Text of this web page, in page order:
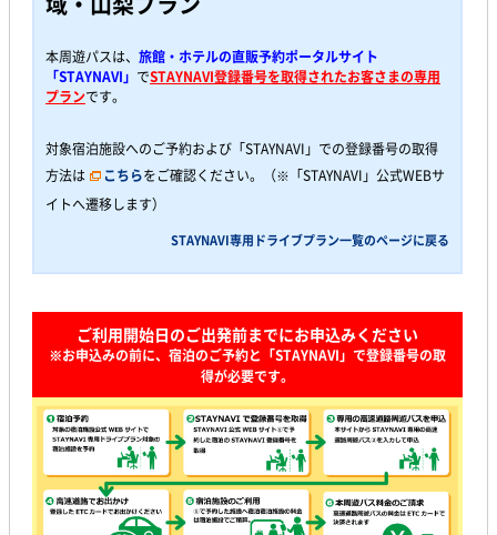
本周遊パスは、 旅館・ホテルの直販予約ポータルサイト
「STAYNAVI」 でSTAYNAVI登録番号を取得されたお客さまの専用
プランです。
対象宿泊施設へのご予約および「STAYNAVI」での登録番号の取得
方法は
こちらをご確認ください。（※「STAYNAVI」公式WEBサ
イトへ遷移します）
STAYNAVI専用ドライブプラン一覧のページに戻る
ご利用開始日のご出発前までにお申込みください
※お申込みの前に、宿泊のご予約と「STAYNAVI」で登録番号の取
得が必要です。